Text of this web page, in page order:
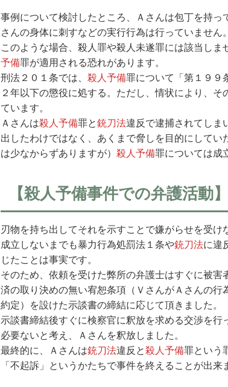
事例について検討したところ、Ａさんは包丁を持
さんの身体に刺すなどの実行行為は行っていません。
このような場合、殺人罪や殺人未遂罪には該当し
予備罪が適用される恐れがあります。
刑法２０１条では、 殺人予備罪について「第１９９
２年以下の懲役に処する。ただし、情状により、
ています。
Ａさんは殺人予備罪と銃刀法違反で逮捕されてしま
出したわけではなく、あくまで脅しを目的にして
は少なからずありますが） 殺人予備罪については成
【殺人予備事件での弁護活動】
刃物を持ち出してそれを示すことで嫌がらせを受
成立しないまでも暴力行為処罰法１条や銃刀法に違
じたことは事実です。
そのため、依頼を受けた弊所の弁護士はすぐに被
済の取り決めの無い宥恕条項（ＶさんがＡさんの
約定）を設けた示談書の締結に応じて頂きました。
示談書締結後すぐに検察官に釈放を求める交渉を
必要ないと考え、Ａさんを釈放しました。
最終的に、Ａさんは銃刀法違反と殺人予備罪という
「不起訴」というかたちで事件を終えることが出来